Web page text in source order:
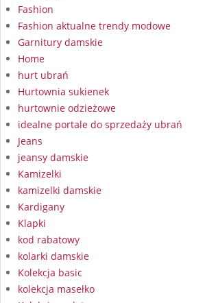
Fashion
Fashion aktualne trendy modowe
Garnitury damskie
Home
hurt ubrań
Hurtownia sukienek
hurtownie odzieżowe
idealne portale do sprzedaży ubrań
Jeans
jeansy damskie
Kamizelki
kamizelki damskie
Kardigany
Klapki
kod rabatowy
kolarki damskie
Kolekcja basic
kolekcja masełko